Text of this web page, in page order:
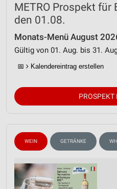
METRO Prospekt für
den 01.08.
Monats-Menü August
Gültig von 01. Aug. bis 31.
📅 Kalendereintrag erstellen
PROSPEKT
WEIN GETRÄNKE